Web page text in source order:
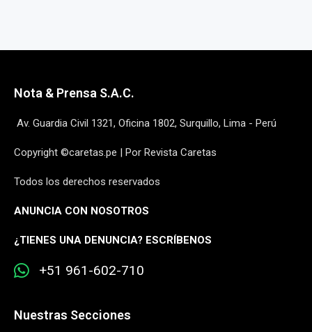
Nota & Prensa S.A.C.
Av. Guardia Civil 1321, Oficina 1802, Surquillo, Lima - Perú
Copyright ©caretas.pe | Por Revista Caretas
Todos los derechos reservados
ANUNCIA CON NOSOTROS
¿TIENES UNA DENUNCIA? ESCRÍBENOS
+51 961-602-710
Nuestras Secciones